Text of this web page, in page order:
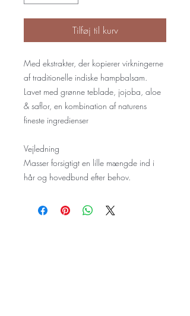
Tilføj til kurv
Med ekstrakter, der kopierer virkningerne
af traditionelle indiske hampbalsam.
Lavet med grønne teblade, jojoba, aloe
& saflor, en kombination af naturens
fineste ingredienser
Vejledning
Masser forsigtigt en lille mængde ind i
hår og hovedbund efter behov.